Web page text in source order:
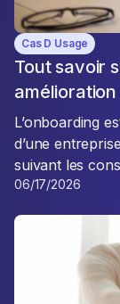
Cas D Usage
Tout savoir
amélioration
L’onboarding
d’une
suivant les
06/17/2026